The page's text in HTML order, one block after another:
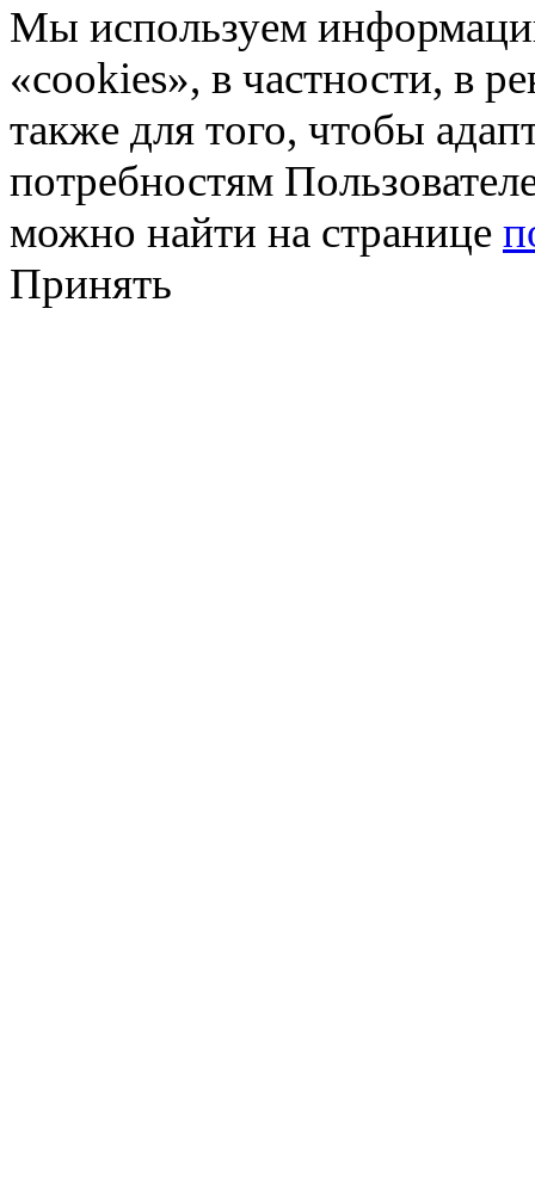
Мы используем
«cookies», в частности, в
также для того, чтобы
потребностям
можно найти на странице
Принять